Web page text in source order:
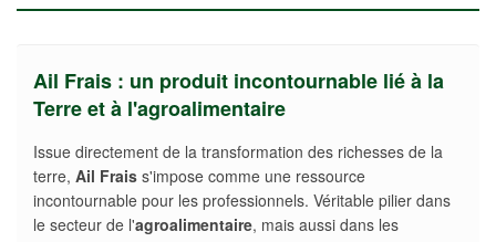
Ail Frais : un produit incontournable lié à la
Terre et à l'agroalimentaire
Issue directement de la transformation des richesses de la
terre, Ail Frais s'impose comme une ressource
incontournable pour les professionnels. Véritable pilier dans
le secteur de l'agroalimentaire, mais aussi dans les